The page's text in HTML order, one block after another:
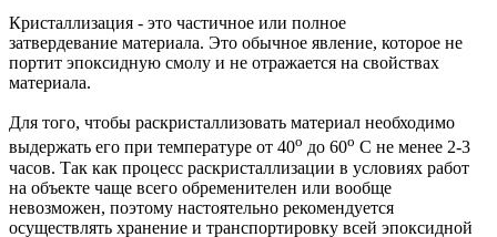
Кристаллизация - это частичное или полное
затвердевание материала. Это обычное явление, которое не
портит эпоксидную смолу и не отражается на свойствах
материала.
Для того, чтобы раскристаллизовать материал необходимо
выдержать его при температуре от 40о до 60о С не менее 2-3
часов. Так как процесс раскристаллизации в условиях работ
на объекте чаще всего обременителен или вообще
невозможен, поэтому настоятельно рекомендуется
осуществлять хранение и транспортировку всей эпоксидной